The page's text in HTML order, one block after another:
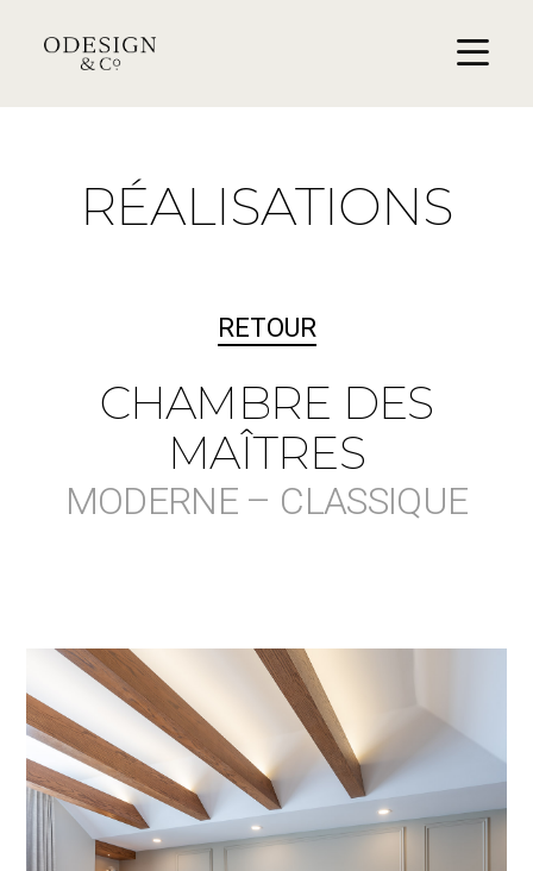
RÉALISATIONS
RETOUR
CHAMBRE DES
MAÎTRES
MODERNE – CLASSIQUE